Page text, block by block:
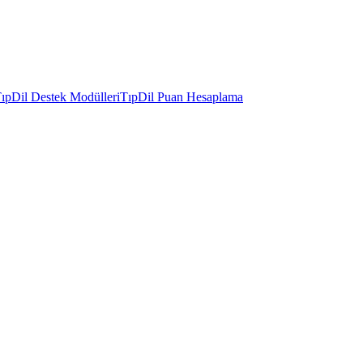
Destek ModülleriTıpDil Puan Hesaplama